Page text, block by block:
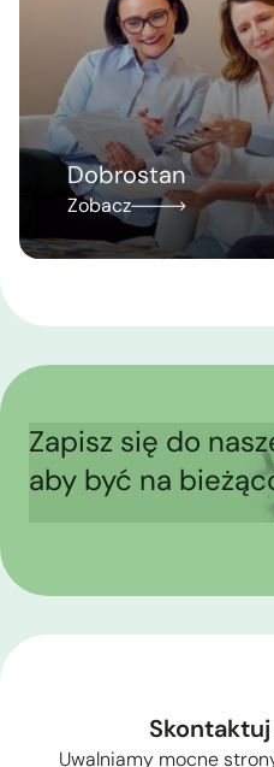
Dobrostan
Zobacz
Zapisz się do
aby być na
Uwalniamy mocne